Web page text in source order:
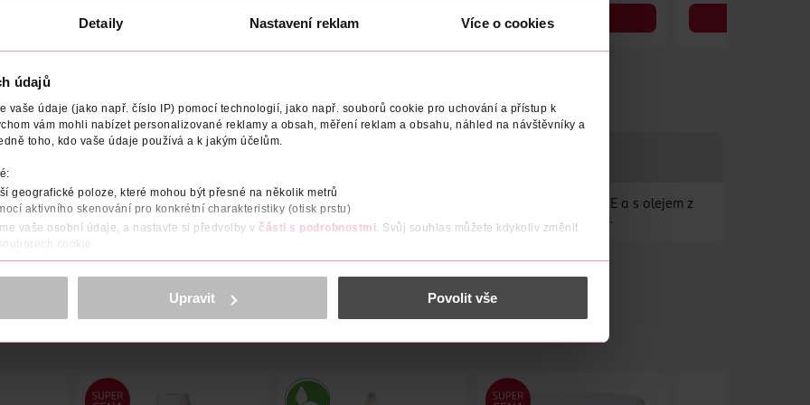
Detaily Nastavení reklam Více o cookies
údajů
vaše údaje (jako např. číslo IP) pomocí technologií, jako např. souborů cookie pro uchování a přístup k
vám mohli nabízet personalizované reklamy a obsah, měření reklam a obsahu, náhled na návštěvníky a
toho, kdo vaše údaje používá a k jakým účelům.
geografické poloze, které mohou být přesné na několik metrů
aktivního skenování pro konkrétní charakteristiky (otisk prstu)
vaše osobní údaje, a nastavte si předvolby v části s podrobnostmi . Svůj souhlas můžete kdykoliv změnit
cookie.
a reklam, funkcí sociálních médií, analýze návštěvnosti, které mohou nést osobní údaje.
osobních údajů.
<
Upravit Povolit vše
olejem, s cenným bambuckým máslem – karité, s ochranným antioxidačním vitamínem E a s olejem z
substancemi. Pokožku promastí, zvláční, opatří mastným zcela nedráždivým ochranným filmem.